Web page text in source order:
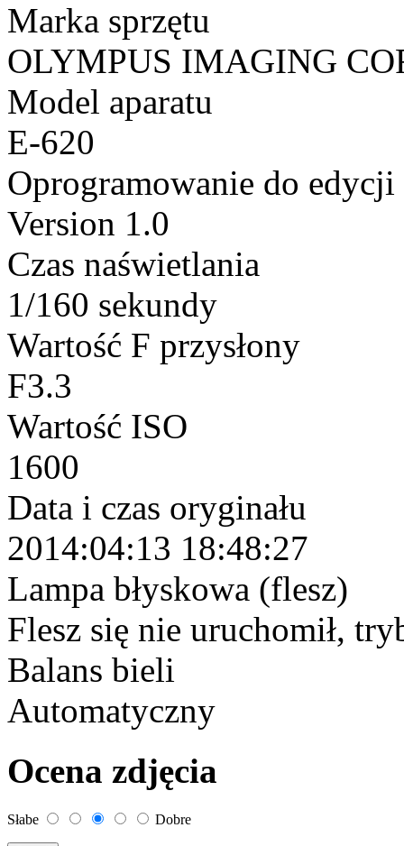
Marka sprzętu
OLYMPUS IMAGING
Model aparatu
E-620
Oprogramowanie do edycji
Version 1.0
Czas naświetlania
1/160 sekundy
Wartość F przysłony
F3.3
Wartość ISO
1600
Data i czas oryginału
2014:04:13 18:48:27
Lampa błyskowa (flesz)
Flesz się nie uruchomił,
Balans bieli
Automatyczny
Ocena zdjęcia
Słabe Dobre